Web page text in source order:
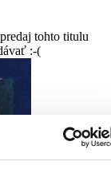
tohto titulu
:-(